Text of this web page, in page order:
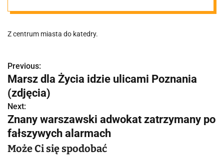
Z centrum miasta do katedry.
N
a
w
i
g
Previous:
Marsz dla Życia idzie ulicami Poznania
(zdjęcia)
Next:
Znany warszawski adwokat zatrzymany po
fałszywych alarmach
Może Ci się spodobać